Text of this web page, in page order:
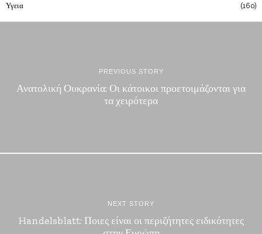
Υγεια 160
PREVIOUS STORY
Ανατολική Ουκρανία: Οι κάτοικοι προετοιμάζονται για
τα χειρότερα
NEXT STORY
Handelsblatt: Ποιες είναι οι περιζήτητες ειδικότητες